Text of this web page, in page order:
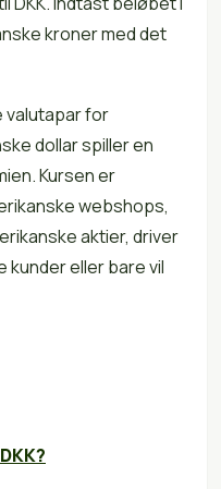
kroner med det
valutapar for
dollar spiller en
Kursen er
webshops,
aktier, driver
kunder eller bare vil